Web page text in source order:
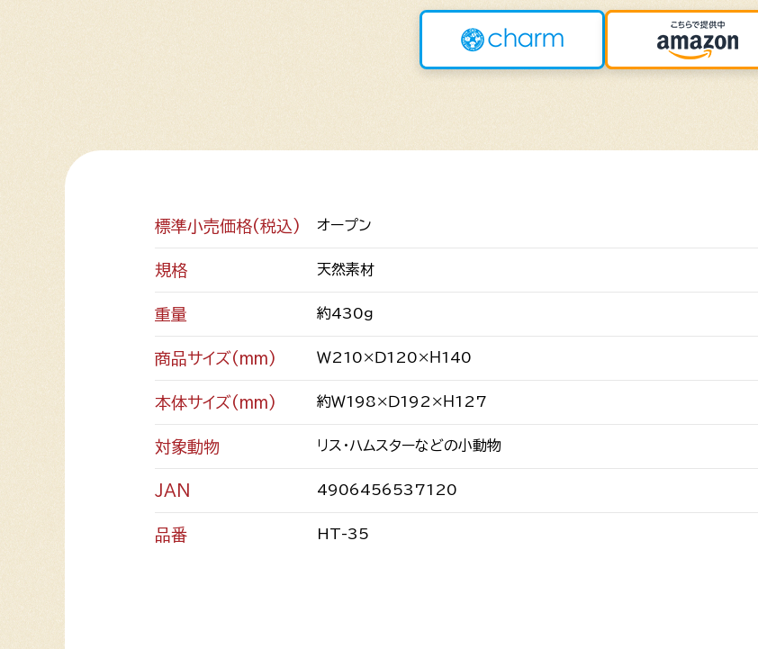
標準小売価格(税込) オープン
規格 天然素材
重量 約430ｇ
商品サイズ(mm) Ｗ210×Ｄ120×Ｈ140
本体サイズ(mm) 約Ｗ198×Ｄ192×Ｈ127
対象動物 リス・ハムスターなどの小動物
JAN 4906456537120
品番 HT-35